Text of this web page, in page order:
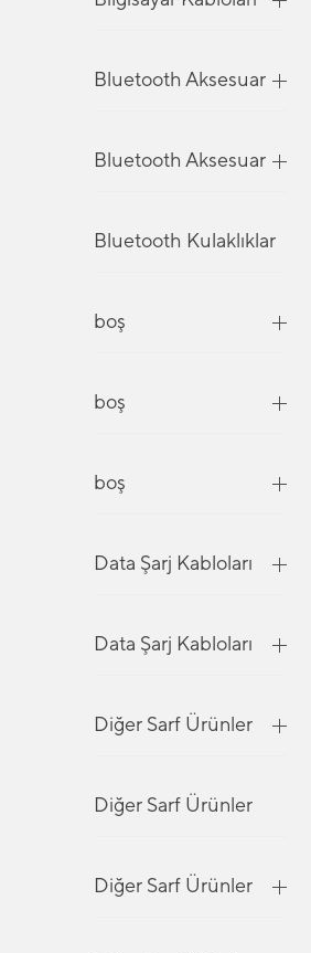
Bluetooth Aksesuar
Bluetooth Aksesuar
Bluetooth Kulaklıklar
boş
boş
boş
Data Şarj Kabloları
Data Şarj Kabloları
Diğer Sarf Ürünler
Diğer Sarf Ürünler
Diğer Sarf Ürünler